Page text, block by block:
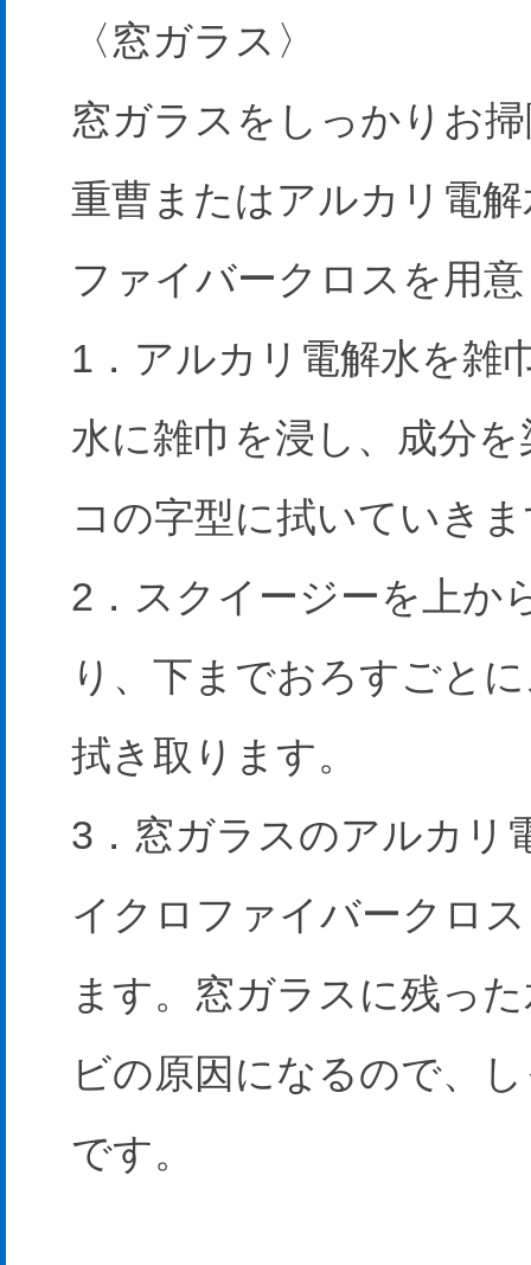
〈窓ガラス〉
窓ガラスをしっかりお
重曹またはアルカリ電
ファイバークロスを用
1．アルカリ電解水を雑
水に雑巾を浸し、成分
コの字型に拭いていき
2．スクイージーを上か
り、下までおろすごと
拭き取ります。
3．窓ガラスのアルカリ
イクロファイバークロ
ます。窓ガラスに残っ
ビの原因になるので、
です。